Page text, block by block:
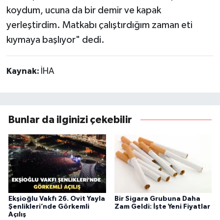
koydum, ucuna da bir demir ve kapak
yerleştirdim. Matkabı çalıştırdığım zaman eti
kıymaya başlıyor" dedi.
Kaynak: İHA
Bunlar da ilginizi çekebilir
Ekşioğlu Vakfı 26. Ovit Yayla
Şenlikleri’nde Görkemli
Açılış
Bir Sigara Grubuna Daha
Zam Geldi: İşte Yeni Fiyatlar